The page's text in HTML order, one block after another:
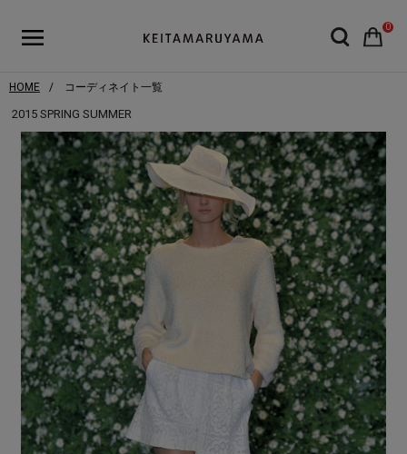
0
HOME コーディネイト一覧
2015 SPRING SUMMER